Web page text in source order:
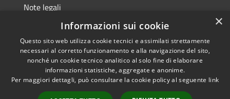
Note legali
Dichiarazione di accessibilità
RSS
Accessibilità
Copyright © 2026 • Città di
×
Informazioni sui cookie
Questo sito web utilizza cookie tecnici e assimilati strettamente
necessari al corretto funzionamento e alla navigazione del sito,
nonché un cookie tecnico analitico al solo fine di elaborare
informazioni statistiche, aggregate e anonime.
Per maggiori dettagli, può consultare la cookie policy al seguente link